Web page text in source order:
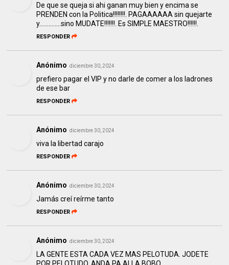
De que se queja si ahi ganan muy bien y encima se
PRENDEN con la Politica!!!!!!!!. PAGAAAAAA sin quejarte
y..............sino MUDATE!!!!!!!. Es SIMPLE MAESTRO!!!!!!.
RESPONDER
Anónimo diciembre 30, 2024
prefiero pagar el VIP y no darle de comer a los ladrones
de ese bar
RESPONDER
Anónimo diciembre 30, 2024
viva la libertad carajo
RESPONDER
Anónimo diciembre 30, 2024
Jamás creí reírme tanto
RESPONDER
Anónimo diciembre 30, 2024
LA GENTE ESTA CADA VEZ MAS PELOTUDA. JODETE
POR PELOTUDO. ANDA PA ALLA BOBO